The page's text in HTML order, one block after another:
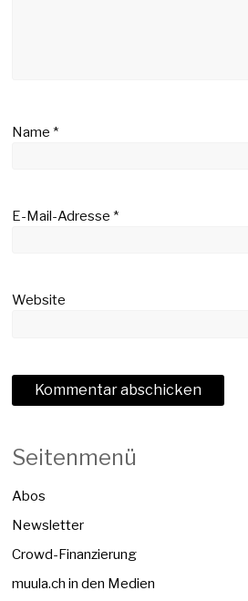
Name*
E-Mail-Adresse*
Website
Seitenmenü
Abos
Newsletter
Crowd-Finanzierung
muula.ch in den Medien